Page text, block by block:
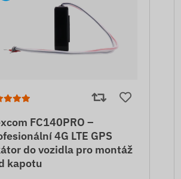
FC140PRO –
4G LTE GPS
do vozidla pro montáž
kapotu